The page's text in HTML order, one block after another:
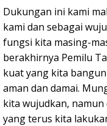
Dukungan ini kami
kami dan sebagai
fungsi kita masing-
berakhirnya Pemilu
kuat yang kita
aman dan damai.
kita wujudkan, namun
yang terus kita